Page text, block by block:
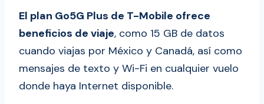
El plan Go5G Plus de T-Mobile ofrece
beneficios de viaje, como 15 GB de datos
cuando viajas por México y Canadá, así como
mensajes de texto y Wi-Fi en cualquier vuelo
donde haya Internet disponible.